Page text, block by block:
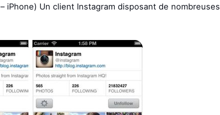
– iPhone) Un client Instagram disposant de nombreuses